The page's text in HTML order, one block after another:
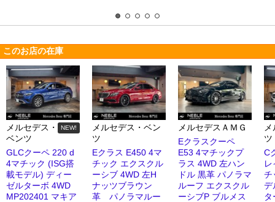
このお店の在庫
メルセデス・
ベンツ
NEW!
GLCクーペ 220 d
4マチック (ISG搭
載モデル) ディー
ゼルターボ 4WD
MP202401 マキア
メルセデス・ベン
ツ
Eクラス E450 4マ
チック エクスクル
ーシブ 4WD 左H
ナッツブラウン
革 パノラマルー
メルセデスＡＭＧ
Eクラスクーペ
E53 4マチックプ
ラス 4WD 左ハン
ドル 黒革 パノラマ
ルーフ エクスクル
ーシブP ブルメス
ツ
C
チ
デ